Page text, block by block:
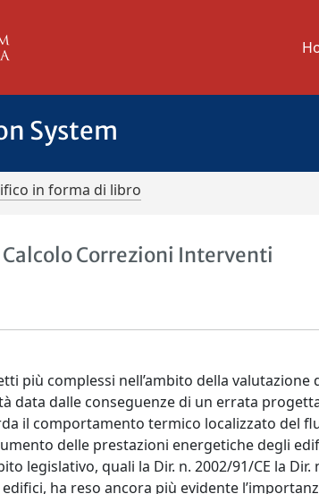
System
in forma di libro
Correzioni Interventi
più complessi nell’ambito della valutazione
data dalle conseguenze di un errata
il comportamento termico localizzato del
delle prestazioni energetiche degli
legislativo, quali la Dir. n. 2002/91/CE la Dir.
ha reso ancora più evidente